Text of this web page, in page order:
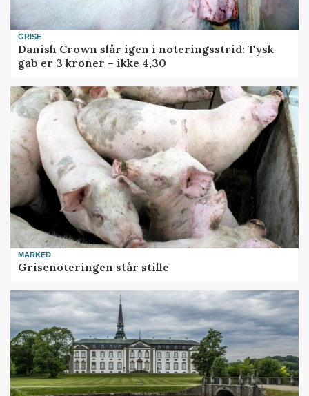
GRISE
Danish Crown slår igen i noteringsstrid: Tysk
gab er 3 kroner – ikke 4,30
MARKED
Grisenoteringen står stille